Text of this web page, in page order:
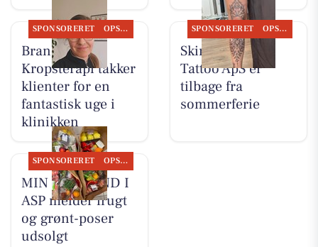
SPONSORERET OPSLAGSTAVLEN
Brandsborgs
Kropsterapi takker
klienter for en
fantastisk uge i
klinikken
SPONSORERET OPSLAGSTAVLEN
Skin & Colors
Tattoo ApS er
tilbage fra
sommerferie
SPONSORERET OPSLAGSTAVLEN
MIN KØBMAND I
ASP melder frugt
og grønt-poser
udsolgt